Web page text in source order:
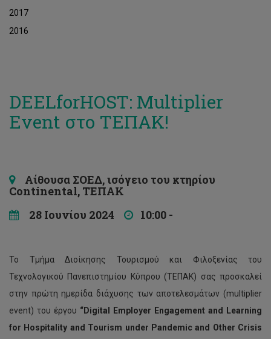
2017
2016
DEELforHOST: Multiplier
Event στο ΤΕΠΑΚ!
Αίθουσα ΣΟΕΔ, ισόγειο του κτηρίου
Continental, ΤΕΠΑΚ
28 Ιουνίου 2024
10:00 -
Το Τμήμα Διοίκησης Τουρισμού και Φιλοξενίας του
Τεχνολογικού Πανεπιστημίου Κύπρου (ΤΕΠΑΚ) σας προσκαλεί
στην πρώτη ημερίδα διάχυσης των αποτελεσμάτων (multiplier
event) του έργου “Digital Employer Engagement and Learning
for Hospitality and Tourism under Pandemic and Other Crisis